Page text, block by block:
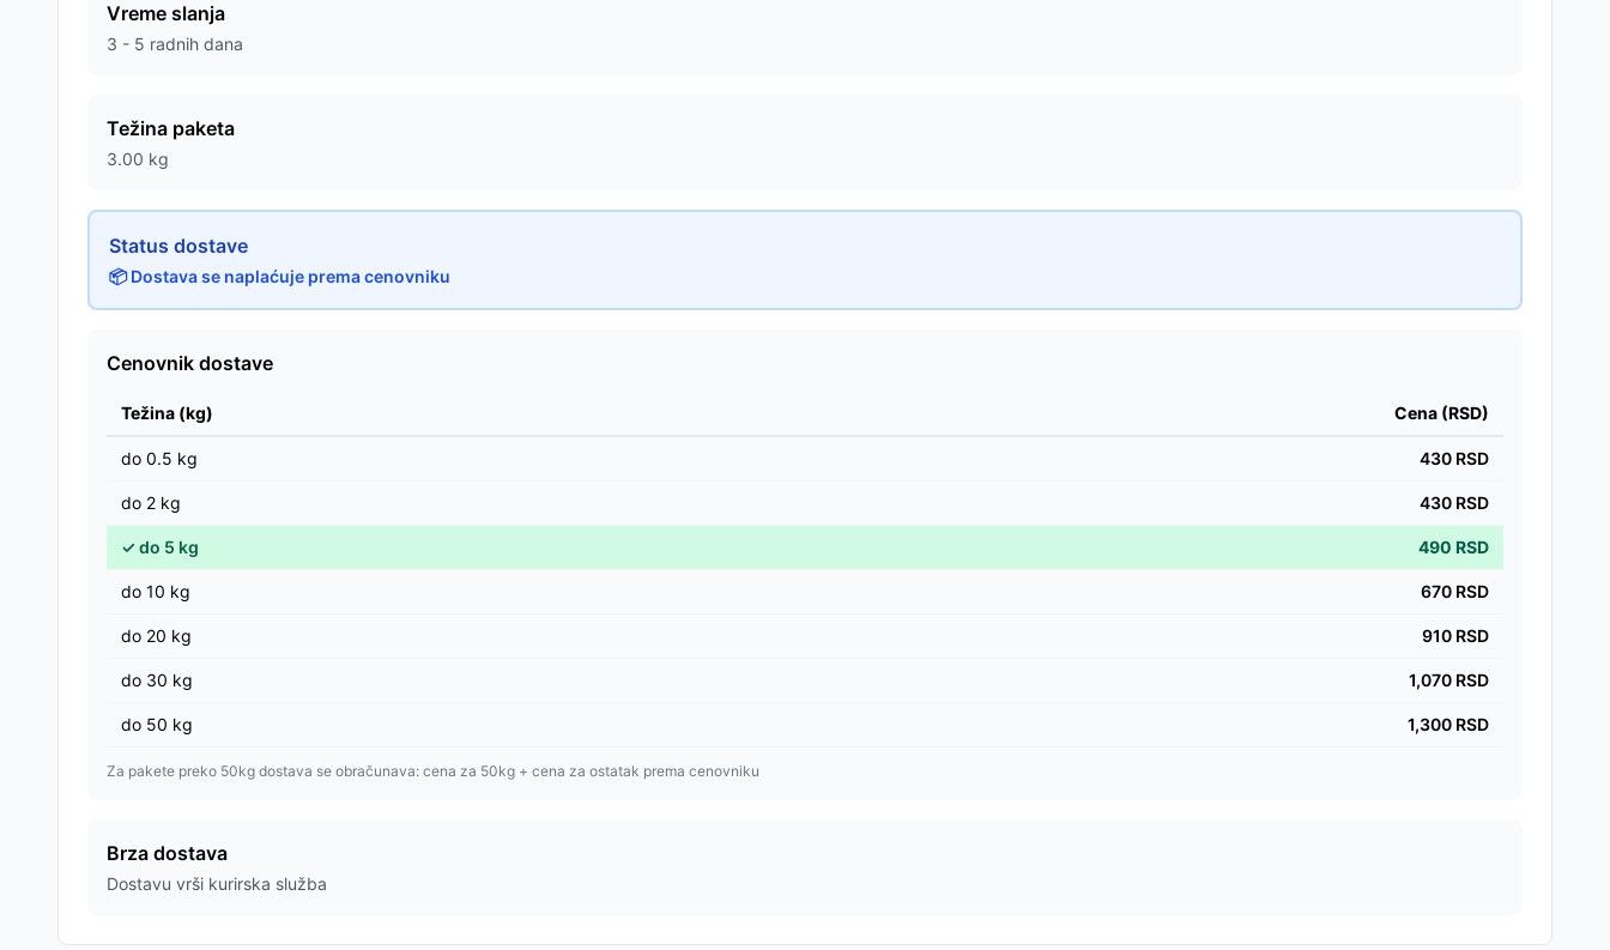
Vreme slanja
3 - 5 radnih dana
Težina paketa
3.00 kg
Status dostave
📦 Dostava se naplaćuje prema cenovniku
Cenovnik dostave
Težina (kg) Cena (RSD)
do 0.5 kg 430 RSD
do 2 kg 430 RSD
✓do 5 kg 490 RSD
do 10 kg 670 RSD
do 20 kg 910 RSD
do 30 kg 1,070 RSD
do 50 kg 1,300 RSD
Za pakete preko 50kg dostava se obračunava: cena za 50kg + cena za ostatak prema cenovniku
Brza dostava
Dostavu vrši kurirska služba